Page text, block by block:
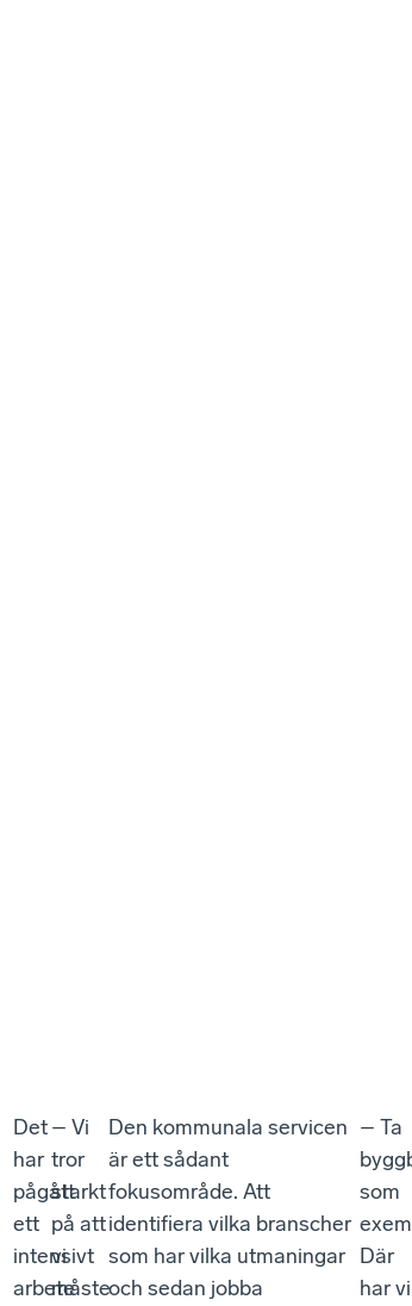
Det
har
pågått
ett
intensivt
arbete
– Vi
tror
starkt
på att
vi
måste
Den kommunala servicen
är ett sådant
fokusområde. Att
identifiera vilka branscher
som har vilka utmaningar
och sedan jobba
– Ta
som
Där
har vi